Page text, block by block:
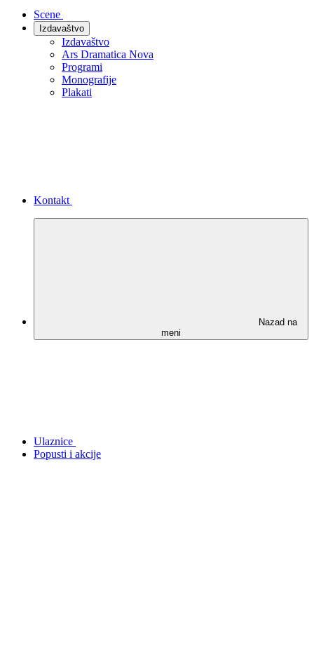
Scene
Izdavaštvo
Izdavaštvo
Ars Dramatica Nova
Programi
Monografije
Plakati
Kontakt
Nazad na
meni
Ulaznice
Popusti i akcije